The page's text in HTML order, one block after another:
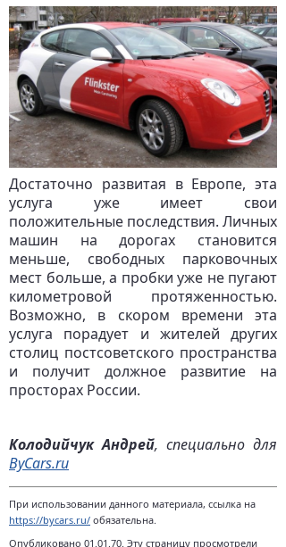
Достаточно развитая в Европе, эта
услуга уже имеет свои
положительные последствия. Личных
машин на дорогах становится
меньше, свободных парковочных
мест больше, а пробки уже не пугают
километровой протяженностью.
Возможно, в скором времени эта
услуга порадует и жителей других
столиц постсоветского пространства
и получит должное развитие на
просторах России.
Колодийчук Андрей, специально для
ByCars.ru
При использовании данного материала, ссылка на
https://bycars.ru/ обязательна.
Опубликовано 01.01.70. Эту страницу просмотрели